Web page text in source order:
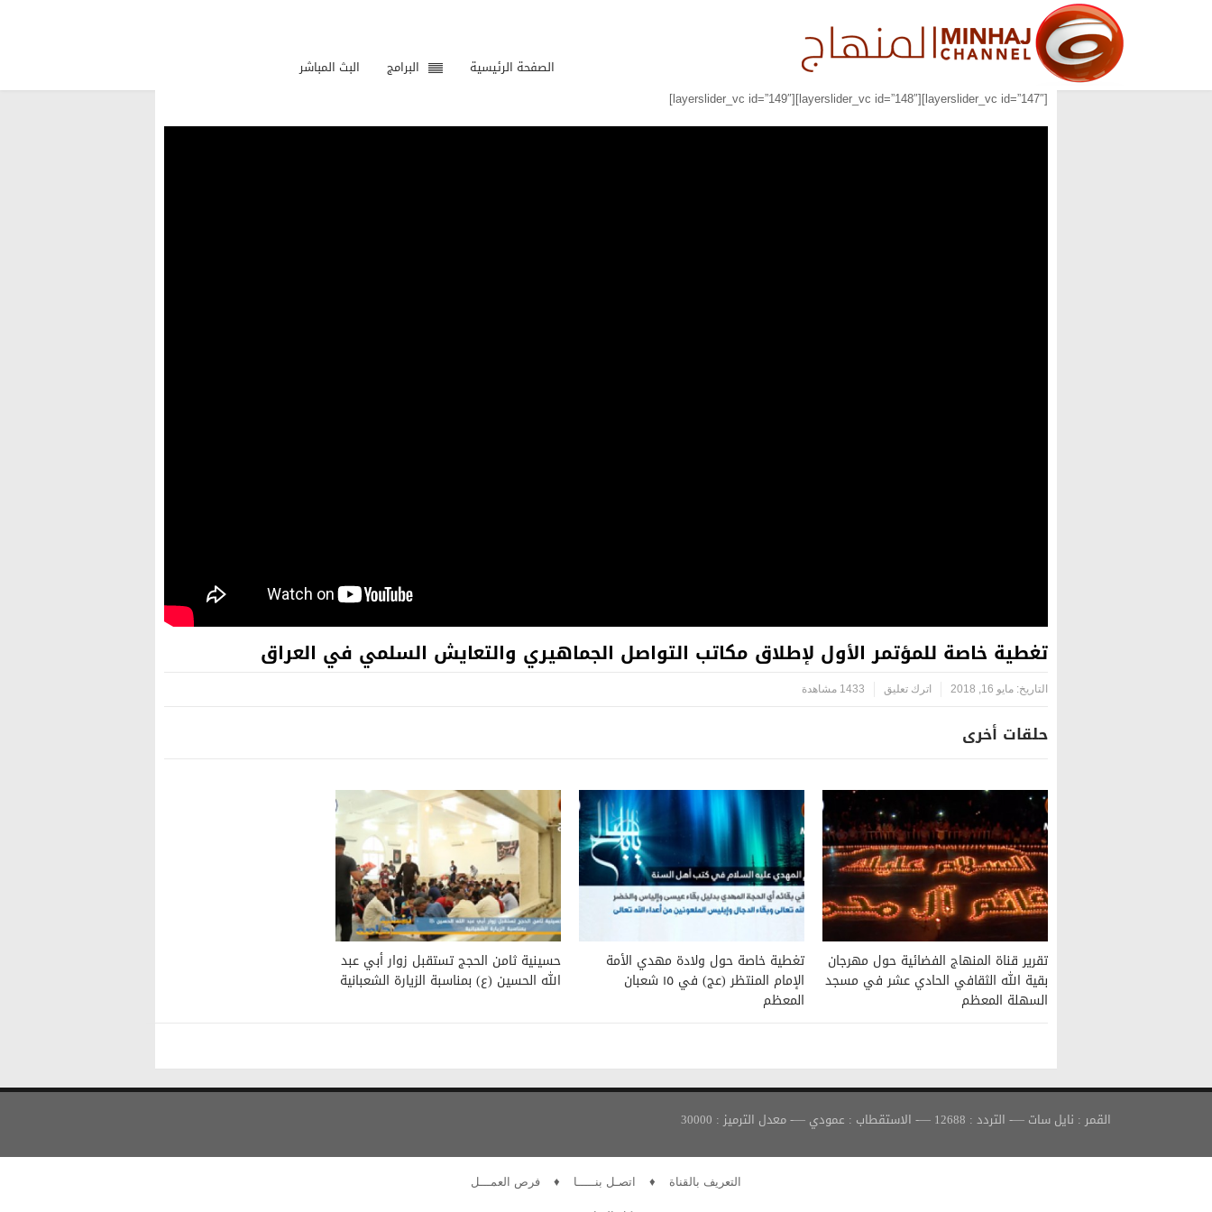
الصفحة الرئيسية البرامج البث المباشر
[layerslider_vc id=”147″][layerslider_vc id=”148″][layerslider_vc id=”149″]
تغطية خاصة للمؤتمر الأول لإطلاق مكاتب التواصل الجماهيري والتعايش السلمي في العراق
التاريخ: مايو 16, 2018 اترك تعليق 1433 مشاهدة
حلقات أخرى
تقرير قناة المنهاج الفضائية حول مهرجان
بقية الله الثقافي الحادي عشر في مسجد
السهلة المعظم
تغطية خاصة حول ولادة مهدي الأمة
الإمام المنتظر (عج) في ١٥ شعبان
المعظم
حسينية ثامن الحجج تستقبل زوار أبي عبد
الله الحسين (ع) بمناسبة الزيارة الشعبانية
القمر : نايل سات —- التردد : 12688 —- الاستقطاب : عمودي —- معدل الترميز : 30000
التعريف بالقناة ♦ اتصـل بنـــــا ♦ فرص العمـــل